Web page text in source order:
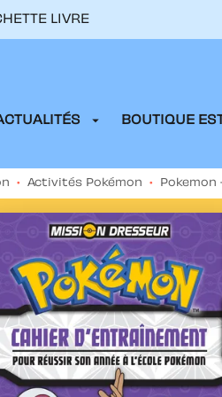
LIVRE
arrow_drop_down BOUTIQUE
• Activités Pokémon •